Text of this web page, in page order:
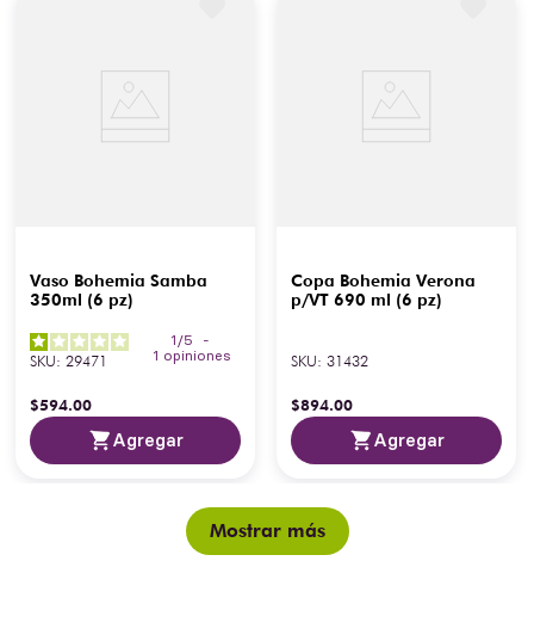
Vaso Bohemia Samba
350ml (6 pz)
1 /5
-
1 opiniones
SKU: 29471
$594.00
Agregar
Copa Bohemia Verona
p/VT 690 ml (6 pz)
SKU: 31432
$894.00
Agregar
Mostrar más